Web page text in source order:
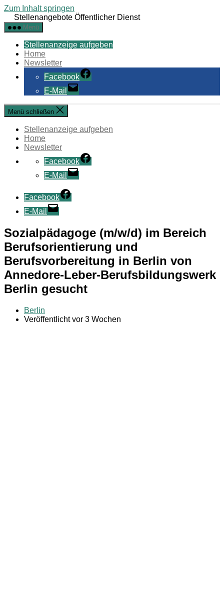
Zum Inhalt springen
Stellenangebote Öffentlicher Dienst
Menü
Stellenanzeige aufgeben
Home
Newsletter
Facebook
E-Mail
Menü schließen
Stellenanzeige aufgeben
Home
Newsletter
Facebook
E-Mail
Facebook
E-Mail
Sozialpädagoge (m/w/d) im Bereich
Berufsorientierung und
Berufsvorbereitung in Berlin von
Annedore-Leber-Berufsbildungswerk
Berlin gesucht
Berlin
Veröffentlicht vor 3 Wochen